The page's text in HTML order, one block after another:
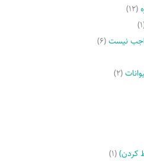
(۱۲)
نیست(۶)
(۲)
کردن)(۱)